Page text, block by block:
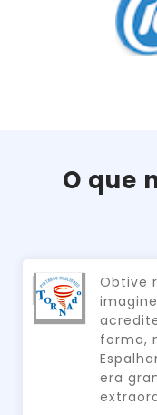
O que
Obtive
forma,
era